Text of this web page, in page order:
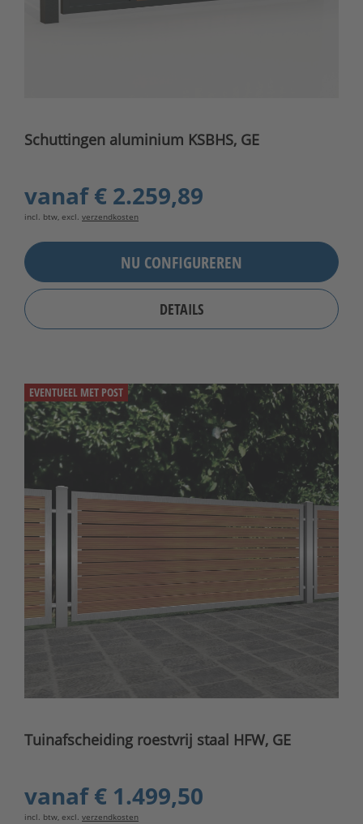
Schuttingen aluminium KSBHS, GE
vanaf€ 2.259,89
incl. btw, excl. verzendkosten
NU CONFIGUREREN
DETAILS
EVENTUEEL MET POST
Tuinafscheiding roestvrij staal HFW, GE
vanaf€ 1.499,50
incl. btw, excl. verzendkosten